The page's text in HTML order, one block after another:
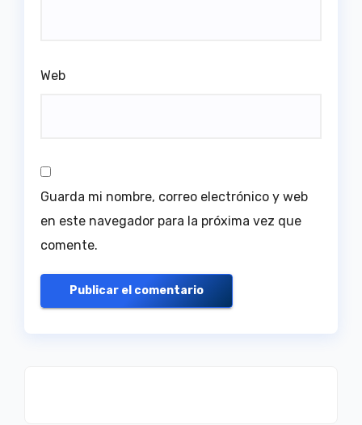
Web
Guarda mi nombre, correo electrónico y web
en este navegador para la próxima vez que
comente.